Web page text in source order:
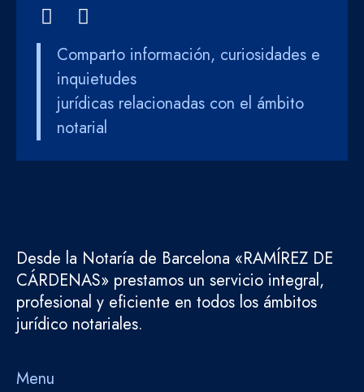
Comparto información, curiosidades e
inquietudes
jurídicas relacionadas con el ámbito
notarial
Desde la Notaría de Barcelona «RAMÍREZ DE
CÁRDENAS» prestamos un servicio integral,
profesional y eficiente en todos los ámbitos
jurídico notariales.
Menu